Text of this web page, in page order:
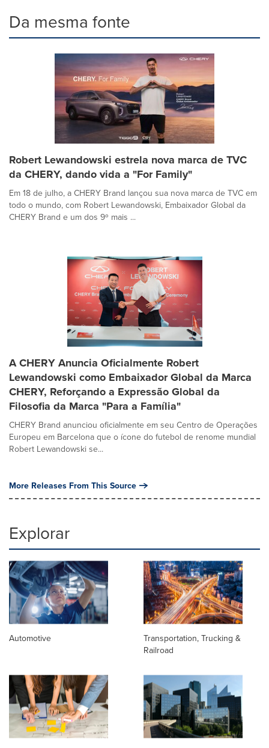
Da mesma fonte
Robert Lewandowski estrela nova marca de TVC
da CHERY, dando vida a "For Family"
Em 18 de julho, a CHERY Brand lançou sua nova marca de TVC em
todo o mundo, com Robert Lewandowski, Embaixador Global da
CHERY Brand e um dos 9º mais ...
A CHERY Anuncia Oficialmente Robert
Lewandowski como Embaixador Global da Marca
CHERY, Reforçando a Expressão Global da
Filosofia da Marca "Para a Família"
CHERY Brand anunciou oficialmente em seu Centro de Operações
Europeu em Barcelona que o ícone do futebol de renome mundial
Robert Lewandowski se...
More Releases From This Source
Explorar
Automotive
Transportation, Trucking &
Railroad